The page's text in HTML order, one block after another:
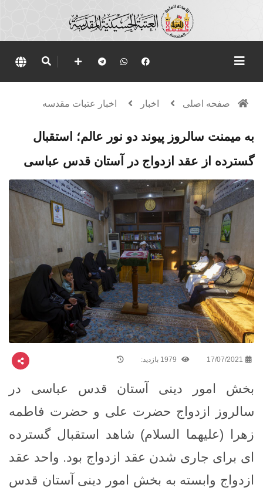
صفحه اصلی اخبار اخبار عتبات مقدسه
به میمنت سالروز پیوند دو نور عالم؛ استقبال
گسترده از عقد ازدواج در آستان قدس عباسی
17/07/2021
بخش امور دینی آستان قدس عباسی در
سالروز ازدواج حضرت علی و حضرت فاطمه
زهرا (علیهما السلام) شاهد استقبال گسترده
ای برای جاری شدن عقد ازدواج بود. واحد عقد
ازدواج وابسته به بخش امور دینی آستان قدس